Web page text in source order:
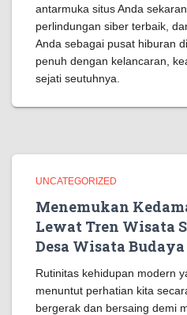
antarmuka situs Anda
perlindungan siber terbaik,
Anda sebagai pusat hiburan
penuh dengan kelancaran,
sejati seutuhnya.
UNCATEGORIZED
Menemukan
Lewat Tren Wisata
Desa Wisata Budaya
Rutinitas kehidupan modern
menuntut perhatian kita
bergerak dan bersaing demi